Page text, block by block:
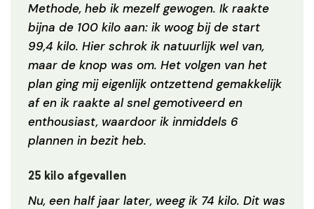
Methode, heb ik mezelf gewogen. Ik raakte
bijna de 100 kilo aan: ik woog bij de start
99,4 kilo. Hier schrok ik natuurlijk wel van,
maar de knop was om. Het volgen van het
plan ging mij eigenlijk ontzettend gemakkelijk
af en ik raakte al snel gemotiveerd en
enthousiast, waardoor ik inmiddels 6
plannen in bezit heb.
25 kilo afgevallen
Nu, een half jaar later, weeg ik 74 kilo. Dit was